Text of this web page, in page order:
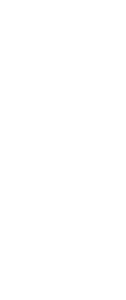
soggetti ai
privacy di tali
e si
di risorse di terzi.
gratuita, i
al momento
e/o nella
i dettagli.
al rispetto di
che
di tali
al pagamento
e accetta che